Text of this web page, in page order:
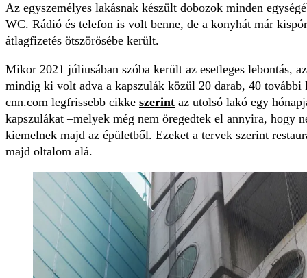
Az egyszemélyes lakásnak készült dobozok minden
WC. Rádió és telefon is volt benne, de a konyhát már
átlagfizetés ötszörösébe került.
Mikor 2021 júliusában szóba került az esetleges lebontás,
mindig ki volt adva a kapszulák közül 20 darab, 40 további
cnn.com legfrissebb cikke szerint az utolsó lakó egy
kapszulákat –melyek még nem öregedtek el annyira, hogy
kiemelnek majd az épületből. Ezeket a tervek szerint
majd oltalom alá.